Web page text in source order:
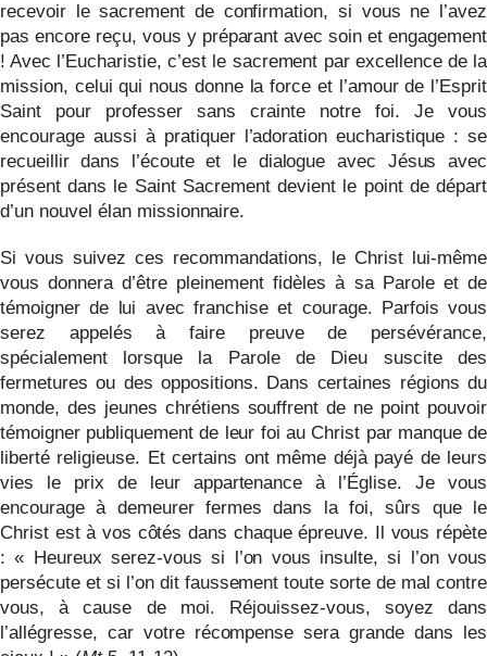
recevoir le sacrement de confirmation, si vous ne l’avez
pas encore reçu, vous y préparant avec soin et engagement
! Avec l’Eucharistie, c’est le sacrement par excellence de la
mission, celui qui nous donne la force et l’amour de l’Esprit
Saint pour professer sans crainte notre foi. Je vous
encourage aussi à pratiquer l’adoration eucharistique : se
recueillir dans l’écoute et le dialogue avec
Jésus avec
présent dans le Saint Sacrement devient le point de départ
d’un nouvel élan missionnaire.
Si vous suivez ces recommandations, le Christ lui-même
vous donnera d’être pleinement fidèles à sa Parole et de
témoigner de lui avec franchise et courage. Parfois vous
serez appelés à faire preuve de persévérance,
spécialement lorsque la Parole de Dieu suscite des
fermetures ou des oppositions. Dans certaines régions du
monde, des jeunes chrétiens souffrent de ne point pouvoir
témoigner publiquement de leur foi au Christ par manque de
liberté religieuse. Et certains ont même déjà payé de leurs
vies le prix de leur appartenance à l’Église. Je vous
encourage à demeurer fermes dans la foi, sûrs que le
Christ est à vos côtés dans chaque épreuve. Il vous répète
: « Heureux serez-vous si l’on vous insulte, si l’on vous
persécute et si l’on dit faussement toute sorte de mal contre
vous, à cause de moi. Réjouissez-vous, soyez dans
l’allégresse, car votre récompense sera grande dans les